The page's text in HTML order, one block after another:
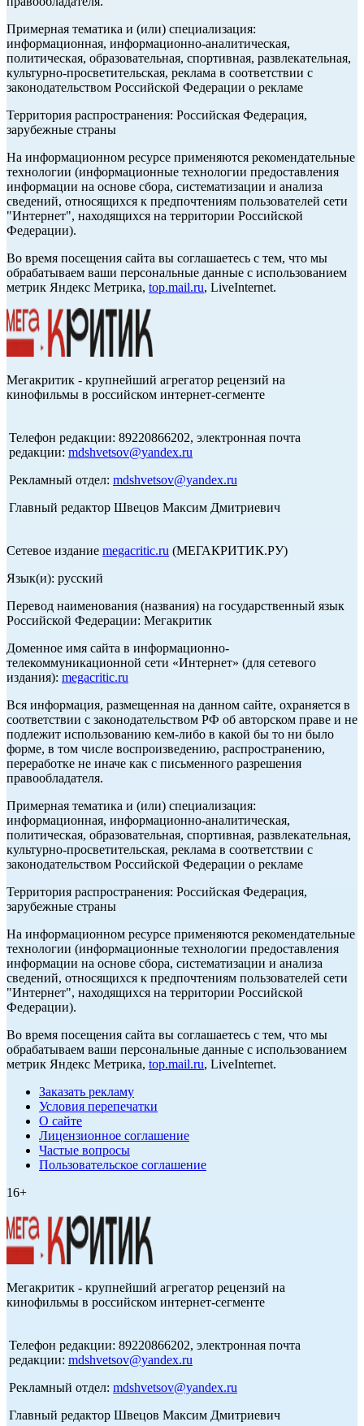
Примерная тематика и (или) специализация:
информационная, информационно-аналитическая,
политическая, образовательная, спортивная, развлекательная,
культурно-просветительская, реклама в соответствии с
законодательством Российской Федерации о рекламе
Территория распространения: Российская Федерация,
зарубежные страны
На информационном ресурсе применяются рекомендательные
технологии (информационные технологии предоставления
информации на основе сбора, систематизации и анализа
сведений, относящихся к предпочтениям пользователей сети
"Интернет", находящихся на территории Российской
Федерации).
Во время посещения сайта вы соглашаетесь с тем, что мы
обрабатываем ваши персональные данные с использованием
метрик Яндекс Метрика, top.mail.ru, LiveInternet.
Мегакритик - крупнейший агрегатор рецензий на
кинофильмы в российском интернет-сегменте
Телефон редакции: 89220866202, электронная почта
редакции: mdshvetsov@yandex.ru
Рекламный отдел: mdshvetsov@yandex.ru
Главный редактор Швецов Максим Дмитриевич
Сетевое издание megacritic.ru (МЕГАКРИТИК.РУ)
Язык(и): русский
Перевод наименования (названия) на государственный язык
Российской Федерации: Мегакритик
Доменное имя сайта в информационно-
телекоммуникационной сети «Интернет» (для сетевого
издания): megacritic.ru
Вся информация, размещенная на данном сайте, охраняется в
соответствии с законодательством РФ об авторском праве и не
подлежит использованию кем-либо в какой бы то ни было
форме, в том числе воспроизведению, распространению,
переработке не иначе как с письменного разрешения
правообладателя.
Примерная тематика и (или) специализация:
информационная, информационно-аналитическая,
политическая, образовательная, спортивная, развлекательная,
культурно-просветительская, реклама в соответствии с
законодательством Российской Федерации о рекламе
Территория распространения: Российская Федерация,
зарубежные страны
На информационном ресурсе применяются рекомендательные
технологии (информационные технологии предоставления
информации на основе сбора, систематизации и анализа
сведений, относящихся к предпочтениям пользователей сети
"Интернет", находящихся на территории Российской
Федерации).
Во время посещения сайта вы соглашаетесь с тем, что мы
обрабатываем ваши персональные данные с использованием
метрик Яндекс Метрика, top.mail.ru, LiveInternet.
Заказать рекламу
Условия перепечатки
О сайте
Лицензионное соглашение
Частые вопросы
Пользовательское соглашение
16+
Мегакритик - крупнейший агрегатор рецензий на
кинофильмы в российском интернет-сегменте
Телефон редакции: 89220866202, электронная почта
редакции: mdshvetsov@yandex.ru
Рекламный отдел: mdshvetsov@yandex.ru
Главный редактор Швецов Максим Дмитриевич